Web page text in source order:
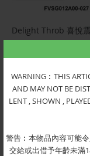
WARNING︰THIS
AND MAY NOT BE
LENT , SHOWN ,
警告︰本物品內容可能
交給或出借予年齡未滿
$180.00